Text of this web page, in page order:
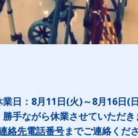
業日：8月11日(火)～8月16日(
手ながら休業させていただ
絡先電話番号までご連絡くだ